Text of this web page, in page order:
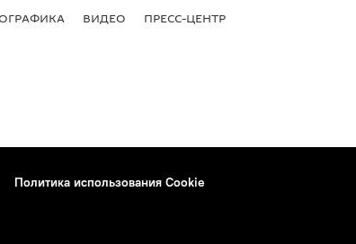
ВИДЕО ПРЕСС-ЦЕНТР
Политика использования Cookie